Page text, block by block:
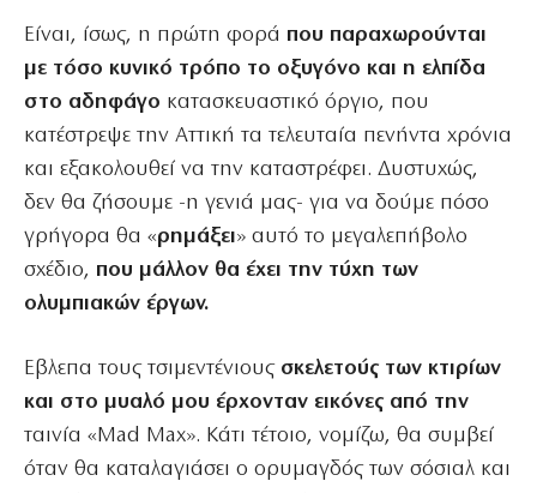
Είναι, ίσως, η πρώτη φορά που παραχωρούνται
με τόσο κυνικό τρόπο το οξυγόνο και η ελπίδα
στο αδηφάγο κατασκευαστικό όργιο, που
κατέστρεψε την Αττική τα τελευταία πενήντα χρόνια
και εξακολουθεί να την καταστρέφει. Δυστυχώς,
δεν θα ζήσουμε -η γενιά μας- για να δούμε πόσο
γρήγορα θα «ρημάξει» αυτό το μεγαλεπήβολο
σχέδιο, που μάλλον θα έχει την τύχη των
ολυμπιακών έργων.
Εβλεπα τους τσιμεντένιους σκελετούς των κτιρίων
και στο μυαλό μου έρχονταν εικόνες από την
ταινία «Mad Max». Κάτι τέτοιο, νομίζω, θα συμβεί
όταν θα καταλαγιάσει ο ορυμαγδός των σόσιαλ και